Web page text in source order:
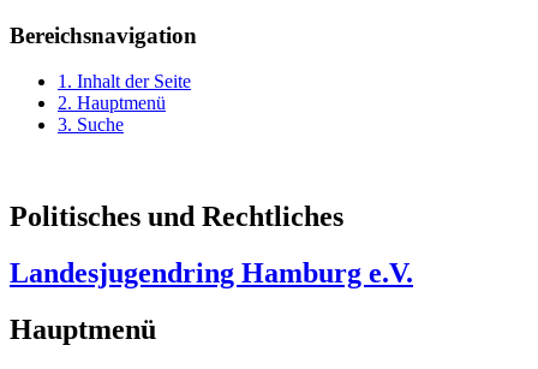
Bereichsnavigation
1. Inhalt der Seite
2. Hauptmenü
3. Suche
Politisches und Rechtliches
Landesjugendring Hamburg e.V.
Hauptmenü